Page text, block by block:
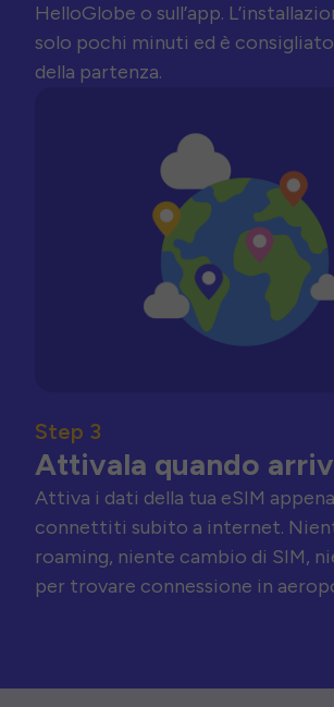
HelloGlobe o sull’app.
solo pochi minuti ed è
della partenza.
Step 3
Attivala quando
Attiva i dati della tua eSIM
connettiti subito a internet.
roaming, niente cambio di SIM,
per trovare connessione in